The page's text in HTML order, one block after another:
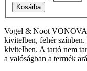
Kosárba
Vogel & Noot VONOVA
kivitelben, fehér
kivitelben. A tartó nem
a valóságban a termék